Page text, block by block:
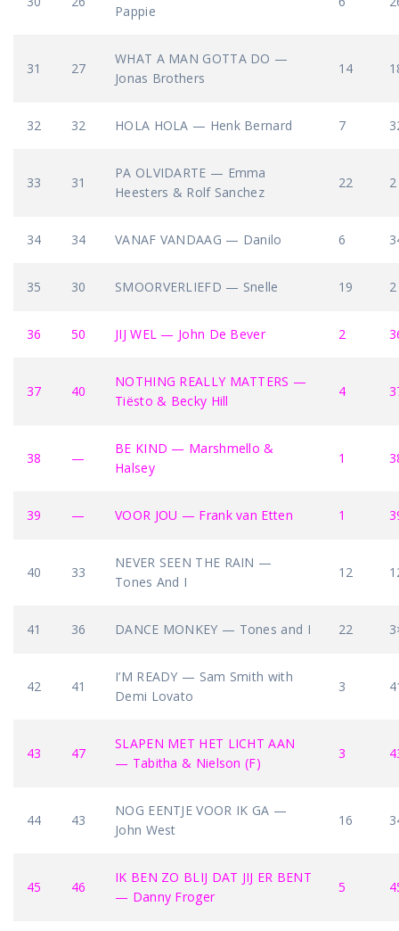
Pappie
31 27
WHAT A MAN GOTTA DO —
Jonas Brothers
14
32 32 HOLA HOLA — Henk Bernard 7
33 31
PA OLVIDARTE — Emma
Heesters & Rolf Sanchez
22 2
34 34 VANAF VANDAAG — Danilo 6
35 30 SMOORVERLIEFD — Snelle 19 2
36 50 JIJ WEL — John De Bever 2
37 40
NOTHING REALLY MATTERS —
Tiësto & Becky Hill
4
38 —
BE KIND — Marshmello &
Halsey
1
39 — VOOR JOU — Frank van Etten 1
40 33
NEVER SEEN THE RAIN —
Tones And I
12
41 36 DANCE MONKEY — Tones and I 22
42 41
I’M READY — Sam Smith with
Demi Lovato
3
43 47
SLAPEN MET HET LICHT AAN
— Tabitha & Nielson (F)
3
44 43
NOG EENTJE VOOR IK GA —
John West
16
45 46
IK BEN ZO BLIJ DAT JIJ ER BENT
— Danny Froger
5